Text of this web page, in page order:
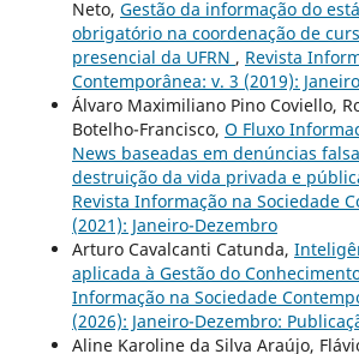
Neto, Gestão da informação do
obrigatório na coordenação de
presencial da UFRN , Revista
Contemporânea: v. 3 (2019):
Álvaro Maximiliano Pino Coviello,
Botelho-Francisco, O Fluxo
News baseadas em denúncias
destruição da vida privada e
Revista Informação na Sociedade
(2021): Janeiro-Dezembro
Arturo Cavalcanti Catunda,
aplicada à Gestão do
Informação na Sociedade
(2026): Janeiro-Dezembro:
Aline Karoline da Silva Araújo,